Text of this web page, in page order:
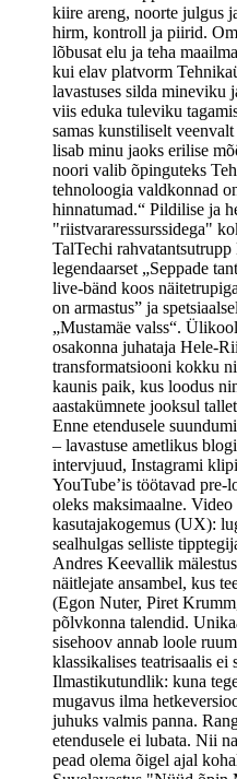
kiire areng, noorte julgus
hirm, kontroll ja piirid.
lõbusat elu ja teha
kui elav platvorm
lavastuses silda mineviku
viis eduka tuleviku
samas kunstiliselt
lisab minu jaoks erilise
noori valib õpinguteks
tehnoloogia valdkonnad
hinnatumad.“ Pildilise ja
"riistvararessurssidega"
TalTechi
legendaarset „Seppade
live-bänd koos
on armastus” ja
„Mustamäe valss“.
osakonna juhataja Hele-
transformatsiooni kokku
kaunis paik, kus loodus
aastakümnete jooksul
Enne etendusele
– lavastuse ametlikus
intervjuud, Instagrami
YouTube’is töötavad pre-
oleks maksimaalne.
kasutajakogemus (UX):
sealhulgas selliste
Andres Keevallik
näitlejate ansambel, kus
(Egon Nuter, Piret
põlvkonna talendid.
sisehoov annab loole
klassikalises teatrisaalis
Ilmastikutundlik: kuna
mugavus ilma
juhuks valmis panna.
etendusele ei lubata. Nii
pead olema õigel ajal